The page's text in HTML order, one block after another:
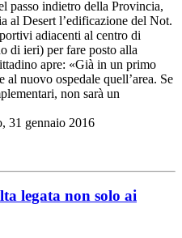
passo indietro della Provincia,
al Desert l’edificazione del Not.
adiacenti al centro di
di ieri) per fare posto alla
apre: «Già in un primo
al nuovo ospedale quell’area. Se
non sarà un
31 gennaio 2016
legata non solo ai